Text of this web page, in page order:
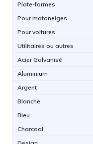
Plate-formes
Pour motoneiges
Pour voitures
Utilitaires ou autres
Acier Galvanisé
Aluminium
Argent
Blanche
Bleu
Charcoal